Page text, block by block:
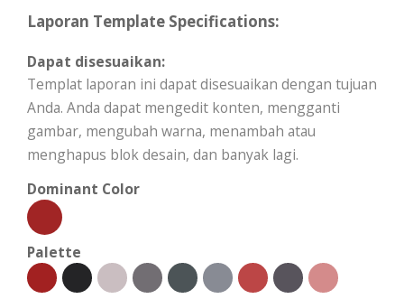
Laporan Template Specifications:
Dapat disesuaikan:
Templat laporan ini dapat disesuaikan dengan tujuan
Anda. Anda dapat mengedit konten, mengganti
gambar, mengubah warna, menambah atau
menghapus blok desain, dan banyak lagi.
Dominant Color
Palette